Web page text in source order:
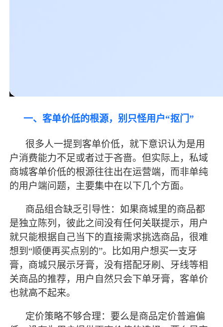
一、客单价低的根源，别只怪用户“抠门”
很多人一提到客单价低，就下意识认为是用
户消费能力不足或者过于吝啬。但实际上，私域
商城客单价低的根源往往出在运营端，而非单纯
的用户端问题，主要集中在以下几个方面。
商品组合缺乏引导性：如果商城里的商品都
是独立陈列，彼此之间没有任何关联提示，用户
就只能根据自己当下的直接需求挑选商品，很难
想到 “顺便再买点别的”。比如用户想买一支牙
膏，商城只展示牙膏，没有搭配牙刷、牙线等相
关商品的推荐，用户自然只会下单牙膏，客单价
也就高不起来。
定价策略不够合理：要么是商品定价普遍偏